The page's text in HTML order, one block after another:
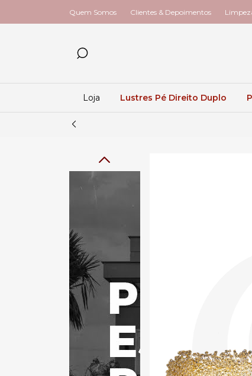
Quem Somos Clientes & Depoimentos
Loja Lustres Pé Direito Duplo